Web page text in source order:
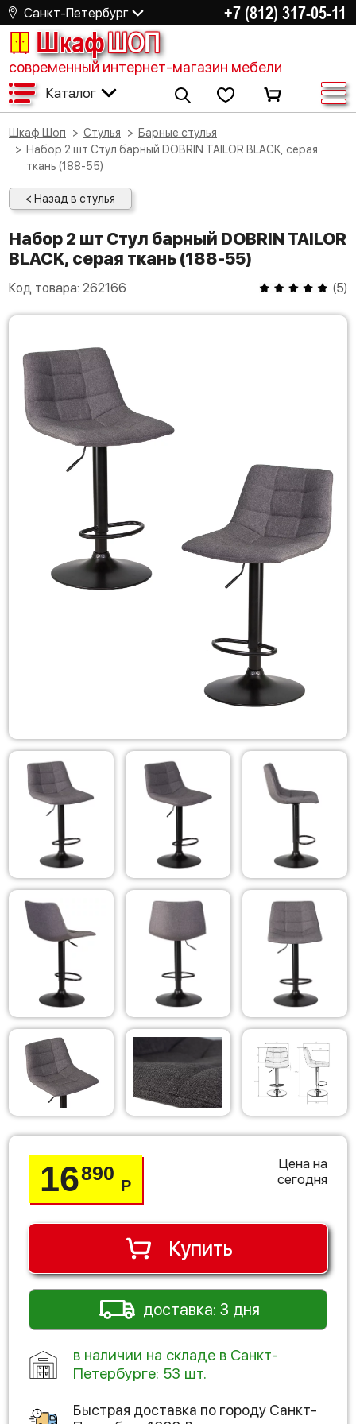
Санкт-Петербург +7 (812) 317-05-11
ШкафШОП
современный интернет-магазин мебели
Каталог
Шкаф Шоп Стулья
Барные стулья
Набор 2 шт Стул барный DOBRIN TAILOR BLACK, серая
ткань (188-55)
< Назад в стулья
Набор 2 шт Стул барный DOBRIN TAILOR
BLACK, серая ткань (188-55)
Код товара: 262166 (5)
16890
Р
Цена на
сегодня
Купить
доставка: 3 дня
в наличии на складе в Санкт-
Петербурге: 53 шт.
Быстрая доставка по городу Санкт-